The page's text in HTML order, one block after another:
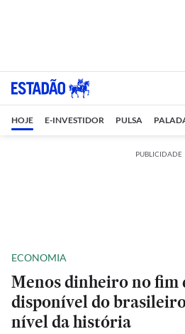
HOJE E-INVESTIDOR PULSA
PUBLICIDADE
ECONOMIA
Menos dinheiro no fim
disponível do
nível da história